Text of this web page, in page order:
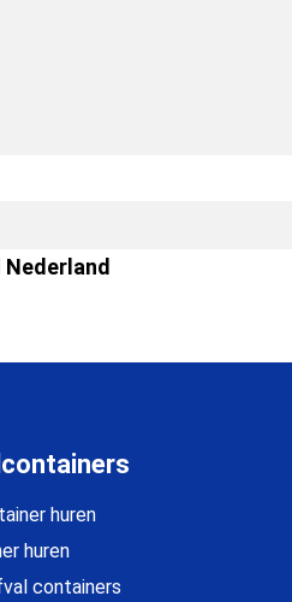
Nederland
huren
huren
containers